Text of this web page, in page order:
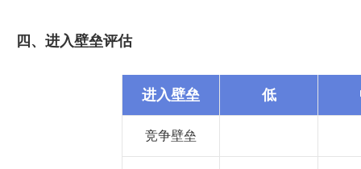
四、进入壁垒评估
进入壁垒 低
竞争壁垒